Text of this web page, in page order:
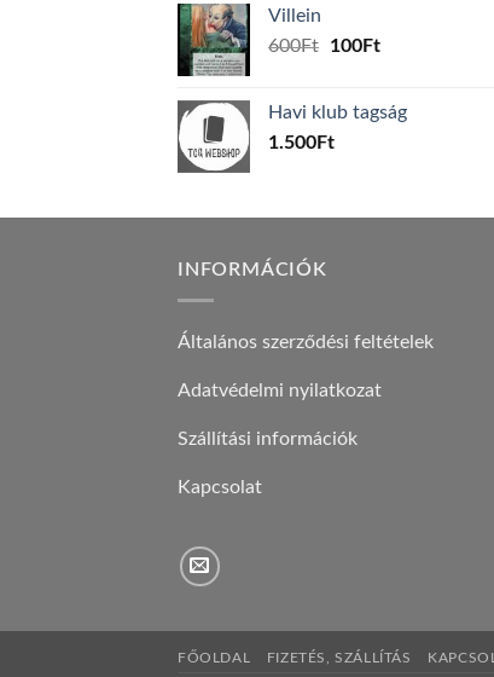
Villein
600Ft
Original
600Ft.
100FtCurrent
100Ft.
Havi klub tagság
1.500Ft
INFORMÁCIÓK
Általános szerződési feltételek
Adatvédelmi nyilatkozat
Szállítási információk
Kapcsolat
FŐOLDAL FIZETÉS, SZÁLLÍTÁS